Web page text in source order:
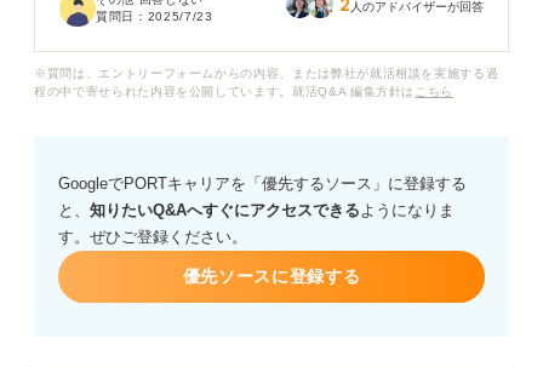
うなポイントを重視しているのか知りたいです。
質問日： 2025/7/23 2 人のアドバイザーが回答
※質問は、エントリーフォームからの内容、または弊社が就活相談を実施する過
程の中で寄せられた内容を公開しています。就活Q&A 編集方針は こちら
GoogleでPORTキャリアを「優先するソース」に登録する
と、 知りたいQ&Aへすぐにアクセスできるようになりま
す。ぜひご登録ください。
優先ソースに登録する